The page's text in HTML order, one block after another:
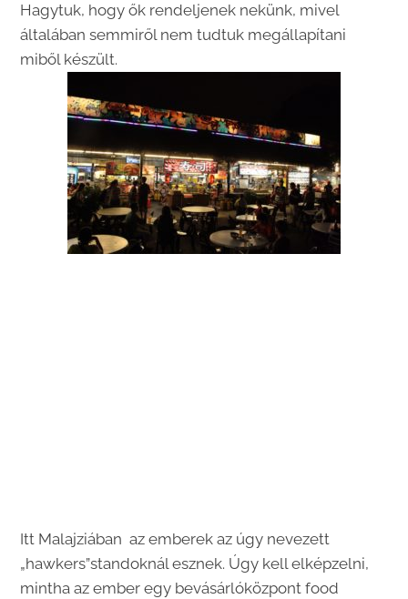
Hagytuk, hogy ők rendeljenek nekünk, mivel
általában semmiről nem tudtuk megállapítani
miből készült.
Itt Malajziában az emberek az úgy nevezett
„hawkers”standoknál esznek. Úgy kell elképzelni,
mintha az ember egy bevásárlóközpont food